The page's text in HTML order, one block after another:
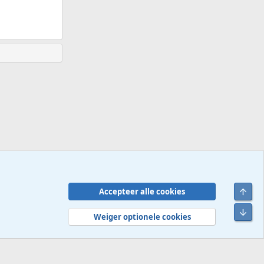
Voorwaarden en regels Privacybeleid Help
R
S
Accepteer alle cookies
Weiger optionele cookies